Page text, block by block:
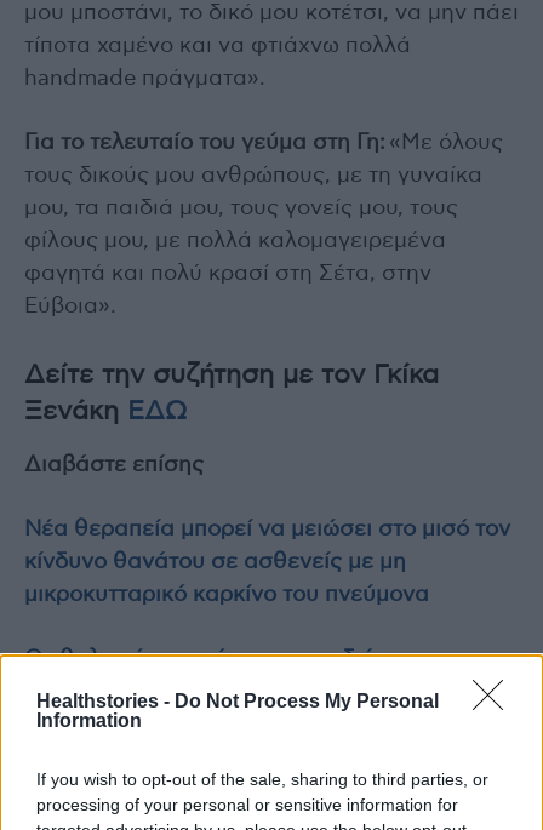
Healthstories - Do Not Process My Personal
Information
If you wish to opt-out of the sale, sharing to third parties, or
processing of your personal or sensitive information for
μου μποστάνι, το δικό μου κοτέτσι, να μην πάει
τίποτα χαμένο και να φτιάχνω πολλά
handmade πράγματα».
Για το τελευταίο του γεύμα στη Γη: «Με όλους
τους δικούς μου ανθρώπους, με τη γυναίκα
μου, τα παιδιά μου, τους γονείς μου, τους
φίλους μου, με πολλά καλομαγειρεμένα
φαγητά και πολύ κρασί στη Σέτα, στην
Εύβοια».
Δείτε την συζήτηση με τον Γκίκα
Ξενάκη ΕΔΩ
Διαβάστε επίσης
Νέα θεραπεία μπορεί να μειώσει στο μισό τον
κίνδυνο θανάτου σε ασθενείς με μη
μικροκυτταρικό καρκίνο του πνεύμονα
Οφθαλμικές σταγόνες για παιδιά
επιβραδύνουν την εξέλιξη της μυωπίας
TAGS Aleria γαστρονομία Γκίκας Ξενάκης